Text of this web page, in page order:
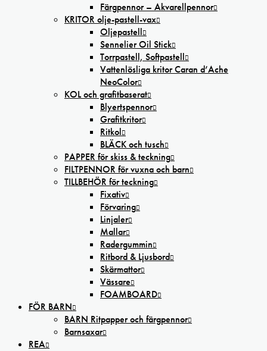
Färgpennor – Akvarellpennor
KRITOR olje-pastell-vax
Oljepastell
Sennelier Oil Stick
Torrpastell, Softpastell
Vattenlösliga kritor Caran d’Ache
NeoColor
KOL och grafitbaserat
Blyertspennor
Grafitkritor
Ritkol
BLÄCK och tusch
PAPPER för skiss & teckning
FILTPENNOR för vuxna och barn
TILLBEHÖR för teckning
Fixativ
Förvaring
Linjaler
Mallar
Radergummin
Ritbord & Ljusbord
Skärmattor
Vässare
FOAMBOARD
FÖR BARN
BARN Ritpapper och färgpennor
Barnsaxar
REA